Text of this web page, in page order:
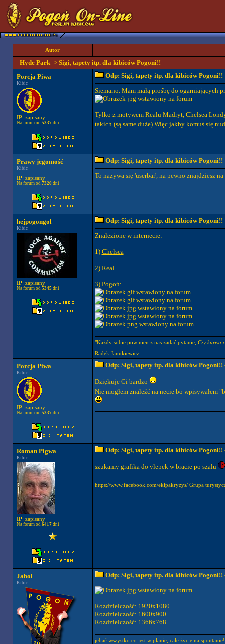
Autor
Hyde Park-> Sigi, tapety itp. dla kibiców Pogoni!!
Porcja Piwa
Kibic
IP: zapisany
Na forum od 5337dni
Odp: Sigi, tapety itp. dla kibiców Pogoni!!
Siemano. Mam małą prośbę do ogarniających
Tylko z motywem Realu Madryt, Chelsea
takich (są same duże) Więc jakby komuś się
Prawy jegomość
Kibic
IP: zapisany
Na forum od 7320dni
Odp: Sigi, tapety itp. dla kibiców Pogoni!!
To nazywa się 'userbar', na pewno znajdziesz na
hejpogongol
Kibic
IP: zapisany
Na forum od 5345dni
Odp: Sigi, tapety itp. dla kibiców Pogoni!!
Znalezione w internecie:
1) Chelsea
2) Real
3) Pogoń:
"Każdy sobie powinien z nas zadać pytanie, Czy kurwa
Radek Janukiewicz
Porcja Piwa
Kibic
IP: zapisany
Na forum od 5337dni
Odp: Sigi, tapety itp. dla kibiców Pogoni!!
Dziękuje Ci bardzo
Nie mogłem znaleźć na necie bo
Roman Pigwa
Kibic
IP: zapisany
Na forum od 6417dni
Odp: Sigi, tapety itp. dla kibiców Pogoni!!
szukamy grafika do vlepek w bracie po szalu
https://www.facebook.com/ekipakryzys/ Grupa
Jabol
Kibic
Odp: Sigi, tapety itp. dla kibiców Pogoni!!
Rozdzielczość: 1920x1080
Rozdzielczość: 1600x900
Rozdzielczość: 1366x768
jebać wszystko co jest w planie, całe życie na spontanie!